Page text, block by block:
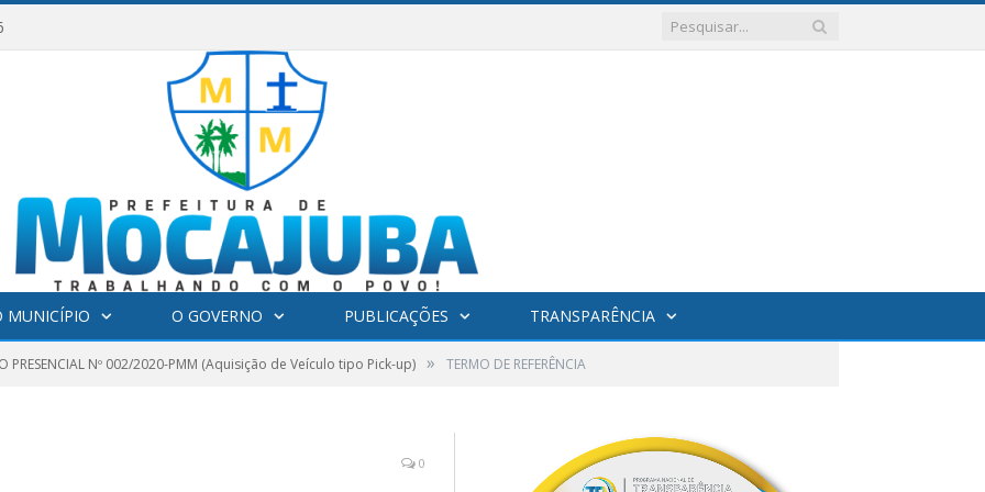
MUNICÍPIO O GOVERNO PUBLICAÇÕES TRANSPARÊNCIA
PRESENCIAL Nº 002/2020-PMM (Aquisição de Veículo tipo Pick-up) » TERMO DE REFERÊNCIA
0